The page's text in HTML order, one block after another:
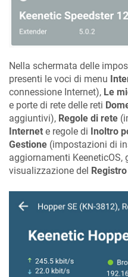
Nella schermata delle
presenti le voci di menu
connessione Internet), Le
e porte di rete delle reti
aggiuntivi), Regole di rete
Internet e regole di Inoltro
Gestione (impostazioni di
aggiornamenti KeeneticOS,
visualizzazione del